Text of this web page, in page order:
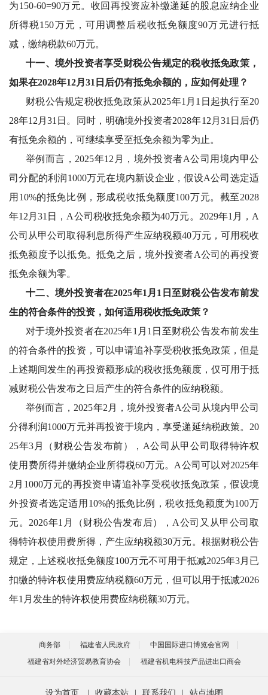
为150-60=90万元。收回再投资应补缴递延的股息应纳企业
所得税150万元，可用调整后税收抵免额度90万元进行抵
减，缴纳税款60万元。
十一、境外投资者享受财税公告规定的税收抵免政策，
如果在2028年12月31日后仍有抵免余额的，应如何处理？
财税公告规定税收抵免政策从2025年1月1日起执行至20
28年12月31日。同时，明确境外投资者2028年12月31日后仍
有抵免余额的，可继续享受至抵免余额为零为止。
举例而言， 2025年12月，境外投资者A公司用境内甲公
司分配的利润1000万元在境内新设企业，假设A公司选定适
用10%的抵免比例，形成税收抵免额度100万元。截至2028
年12月31日，A公司税收抵免余额为40万元。2029年1月，A
公司从甲公司取得利息所得产生应纳税额40万元，可用税收
抵免额度予以抵免。抵免之后，境外投资者A公司的再投资
抵免余额为零。
十二、境外投资者在2025年1月1日至财税公告发布前发
生的符合条件的投资，如何适用税收抵免政策？
对于境外投资者在2025年1月1日至财税公告发布前发生
的符合条件的投资，可以申请追补享受税收抵免政策，但是
上述期间发生的再投资额形成的税收抵免额度，仅可用于抵
减财税公告发布之日后产生的符合条件的应纳税额。
举例而言， 2025年2月，境外投资者A公司从境内甲公司
分得利润1000万元并再投资于境内，享受递延纳税政策。20
25年3月（财税公告发布前），A公司从甲公司取得特许权
使用费所得并缴纳企业所得税60万元。A公司可以对2025年
2月1000万元的再投资申请追补享受税收抵免政策，假设境
外投资者选定适用10%的抵免比例，税收抵免额度为100万
元。2026年1月（财税公告发布后），A公司又从甲公司取
得特许权使用费所得，产生应纳税额30万元。根据财税公告
规定，上述税收抵免额度100万元不可用于抵减2025年3月已
扣缴的特许权使用费应纳税额60万元，但可以用于抵减2026
年1月发生的特许权使用费应纳税额30万元。
商务部 福建省人民政府
中国国际进口博览会官网
福建省对外经济贸易教育协会
福建省机电科技产品进出口商会
设为首页 收藏本站 联系我们 站点地图